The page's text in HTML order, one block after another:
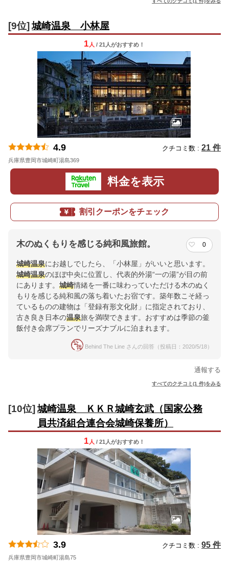
[9位] 城崎温泉 小林屋
1 人 / 21人がおすすめ！
4.9 クチコミ数 : 21 件
兵庫県豊岡市城崎町湯島369
料金を表示
割引クーポンをチェック
木のぬくもりを感じる純和風旅館。 0
城崎温泉にお越しでしたら、「小林屋」がいいと思います。
城崎温泉のほぼ中央に位置し、代表的外湯“一の湯”が目の前
にあります。 城崎情緒を一番に味わっていただける木のぬく
もりを感じる純和風の落ち着いたお宿です。築年数こそ経っ
ているものの建物は「登録有形文化財」に指定されており、
古き良き日本の温泉旅を満喫できます。おすすめは季節の釜
飯付き会席プランでリーズナブルに泊まれます。
Behind The Line さんの回答（投稿日：2020/5/18）
通報する
すべてのクチコミ(1 件)をみる
[10位] 城崎温泉 ＫＫＲ城崎玄武（国家公務
員共済組合連合会城崎保養所）
1 人 / 21人がおすすめ！
3.9 クチコミ数 : 95 件
兵庫県豊岡市城崎町湯島75